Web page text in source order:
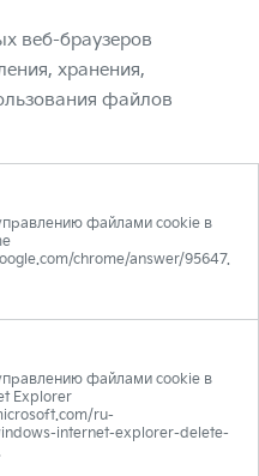
веб-браузеров
хранения,
файлов
файлами cookie в
chrome/answer/95647.
файлами cookie в
Explorer
ru-
internet-explorer-delete-